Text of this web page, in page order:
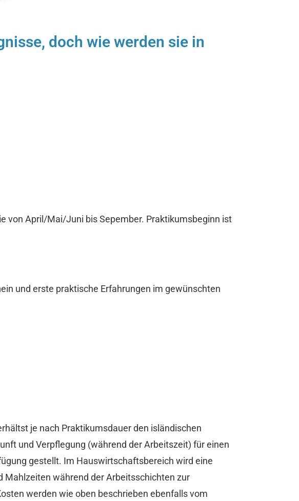
doch wie werden sie in
von April/Mai/Juni bis Sepember. Praktikumsbeginn ist
und erste praktische Erfahrungen im gewünschten
je nach Praktikumsdauer den isländischen
und Verpflegung (während der Arbeitszeit) für einen
gestellt. Im Hauswirtschaftsbereich wird eine
während der Arbeitsschichten zur
werden wie oben beschrieben ebenfalls vom